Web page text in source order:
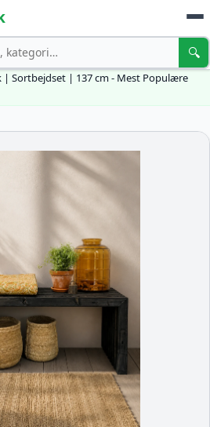
🔍
| Sortbejdset | 137 cm - Mest Populære